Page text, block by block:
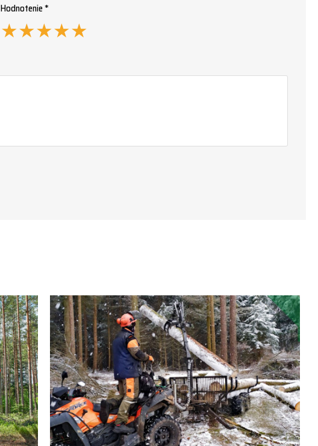
Hodnotenie *
★
★
★
★
★